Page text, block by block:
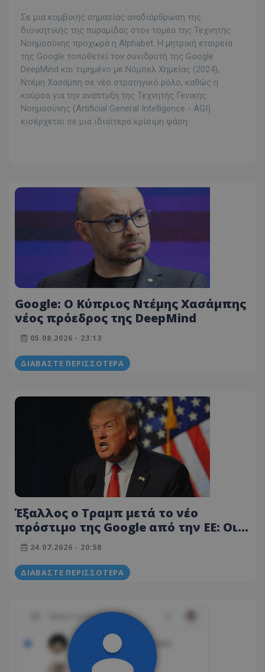
Σε μια κομβικής σημασίας αναδιάρθρωση της
διοικητικής της πυραμίδας στον τομέα της Τεχνητής
Νοημοσύνης προχωρά η Alphabet. Η μητρική εταιρεία
της Google τοποθετεί τον συνιδρυτή της Google
DeepMind και τιμημένο με Νόμπελ Χημείας (2024),
Ντέμη Χασάμπη σε νέο στρατηγικό ρόλο, καθώς η
κούρσα για την ανάπτυξη της Τεχνητής Γενικής
Νοημοσύνης (Artificial General Intelligence - AGI)
εισέρχεται σε μια ιδιαίτερα κρίσιμη φάση.
Google: Ο Κύπριος Ντέμης Χασάμπης
νέος πρόεδρος της DeepMind
05.08.2026 - 23:13
ΔΙΑΒΆΣΤΕ ΠΕΡΙΣΣΌΤΕΡΑ
Έξαλλος ο Τραμπ μετά το νέο
πρόστιμο της Google από την ΕΕ: Οι
Ηνωμένες Πολιτείες δεν είναι ο
«κουμπαράς« της Ευρώπης
24.07.2026 - 20:58
ΔΙΑΒΆΣΤΕ ΠΕΡΙΣΣΌΤΕΡΑ